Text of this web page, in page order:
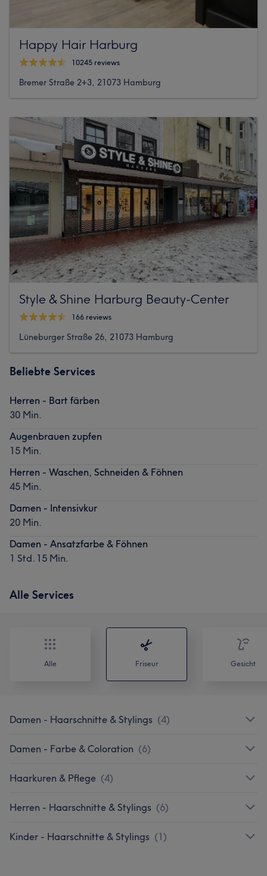
Happy Hair Harburg
10245 reviews
Bremer Straße 2+3, 21073 Hamburg
Style & Shine Harburg Beauty-Center
166 reviews
Lüneburger Straße 26, 21073 Hamburg
Beliebte Services
Herren - Bart färben
30 Min.
Augenbrauen zupfen
15 Min.
Herren - Waschen, Schneiden & Föhnen
45 Min.
Damen - Intensivkur
20 Min.
Damen - Ansatzfarbe & Föhnen
1 Std. 15 Min.
Alle Services
Alle Friseur Gesicht
Damen - Haarschnitte & Stylings (4)
Damen - Farbe & Coloration (6)
Haarkuren & Pflege (4)
Herren - Haarschnitte & Stylings (6)
Kinder - Haarschnitte & Stylings (1)